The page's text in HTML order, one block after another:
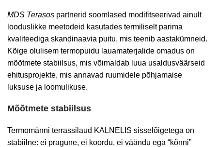
MDS Terasos partnerid soomlased modifitseerivad ainult
looduslikke meetodeid kasutades termiliselt parima
kvaliteediga skandinaavia puitu, mis teenib aastakümneid.
Kõige olulisem termopuidu lauamaterjalide omadus on
mõõtmete stabiilsus, mis võimaldab luua usaldusväärseid
ehitusprojekte, mis annavad ruumidele põhjamaise
luksuse ja loomulikuse.
Mõõtmete stabiilsus
Termomänni terrassilaud KALNELIS sisselõigetega on
stabiilne: ei pragune, ei koordu, ei väändu ega “kõnni”